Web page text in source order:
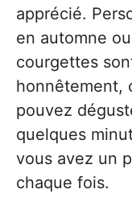
apprécié.
en automne
courgettes
honnêtement,
pouvez
quelques
vous avez un
chaque fois.